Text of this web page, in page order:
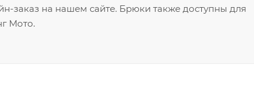
заказ на нашем сайте. Брюки также доступны для
Мото.